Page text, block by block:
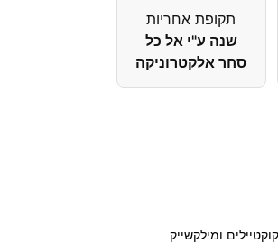
תקופת אחריות
שנה ע"י אל כל
סחר אלקטרוניקה
ומילקשייק